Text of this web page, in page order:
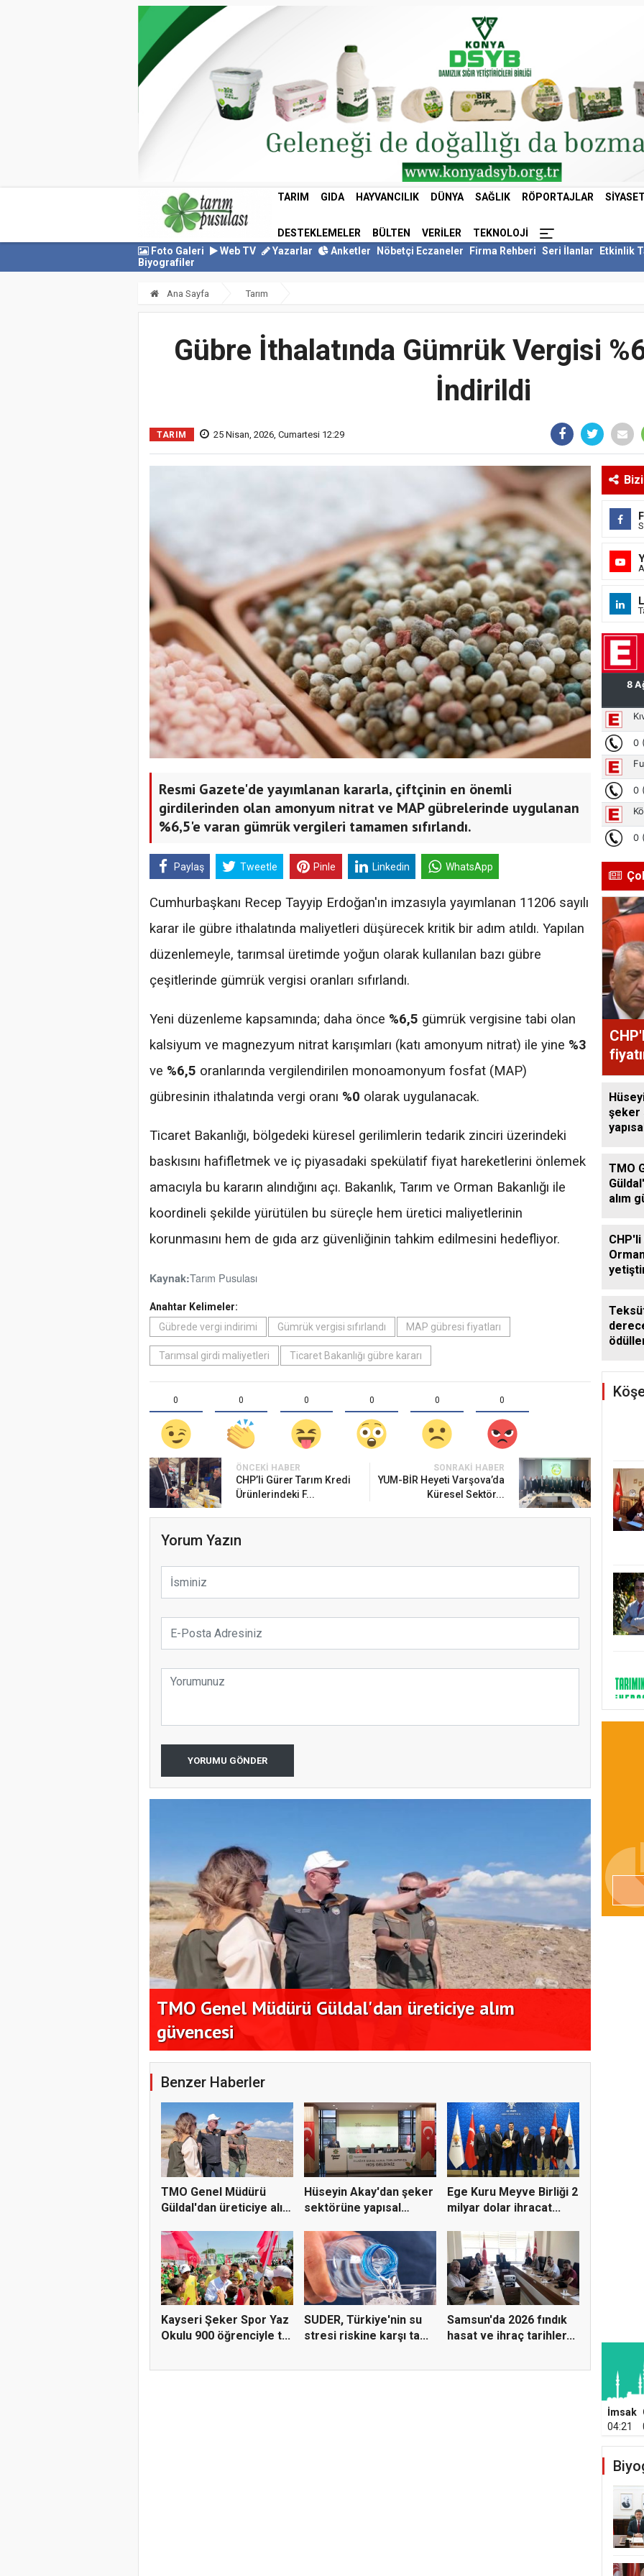
TARIM GIDA HAYVANCILIK DÜNYA SAĞLIK RÖPORTAJLAR SIYASET
DESTEKLEMELER BÜLTEN VERILER
TEKNOLOJI
Foto Galeri
Web TV Yazarlar Anketler Nöbetçi Eczaneler Firma Rehberi Seri İlanlar
Etkinlik
Biyografiler
Ana Sayfa Tarım
Gübre İthalatında Gümrük Vergisi
İndirildi
TARIM 25 Nisan, 2026, Cumartesi 12:29
Resmi Gazete'de yayımlanan kararla, çiftçinin en önemli
girdilerinden olan amonyum nitrat ve MAP gübrelerinde uygulanan
%6,5'e varan gümrük vergileri tamamen sıfırlandı.
Paylaş Tweetle Pinle Linkedin WhatsApp
Cumhurbaşkanı Recep Tayyip Erdoğan'ın imzasıyla yayımlanan 11206 sayılı
karar ile gübre ithalatında maliyetleri düşürecek kritik bir adım atıldı. Yapılan
düzenlemeyle, tarımsal üretimde yoğun olarak kullanılan bazı gübre
çeşitlerinde gümrük vergisi oranları sıfırlandı.
Yeni düzenleme kapsamında; daha önce %6,5 gümrük vergisine tabi olan
kalsiyum ve magnezyum nitrat karışımları (katı amonyum nitrat) ile yine %3
ve %6,5 oranlarında vergilendirilen monoamonyum fosfat (MAP)
gübresinin ithalatında vergi oranı %0 olarak uygulanacak.
Ticaret Bakanlığı, bölgedeki küresel gerilimlerin tedarik zinciri üzerindeki
baskısını hafifletmek ve iç piyasadaki spekülatif fiyat hareketlerini önlemek
amacıyla bu kararın alındığını açı. Bakanlık, Tarım ve Orman Bakanlığı ile
koordineli şekilde yürütülen bu süreçle hem üretici maliyetlerinin
korunmasını hem de gıda arz güvenliğinin tahkim edilmesini hedefliyor.
Kaynak:Tarım Pusulası
Anahtar Kelimeler:
Gübrede vergi indirimi
Gümrük vergisi sıfırlandı MAP gübresi fiyatları
Tarımsal girdi maliyetleri Ticaret Bakanlığı gübre kararı
0 0 0 0 0 0
ÖNCEKI HABER
CHP’li Gürer Tarım Kredi
Ürünlerindeki F...
SONRAKI HABER
YUM-BİR Heyeti Varşova’da
Küresel Sektör...
Yorum Yazın
YORUMU GÖNDER
TMO Genel Müdürü Güldal'dan üreticiye alım
güvencesi
Benzer Haberler
TMO Genel Müdürü
Güldal'dan üreticiye alım
Hüseyin Akay'dan şeker
sektörüne yapısal
Ege Kuru Meyve Birliği 2
milyar dolar ihracat...
Kayseri Şeker Spor Yaz
Okulu 900 öğrenciyle t...
SUDER, Türkiye'nin su
stresi riskine karşı ta...
Samsun'da 2026 fındık
hasat ve ihraç tarihler...
şeker
TMO
alım
İmsak
04:21